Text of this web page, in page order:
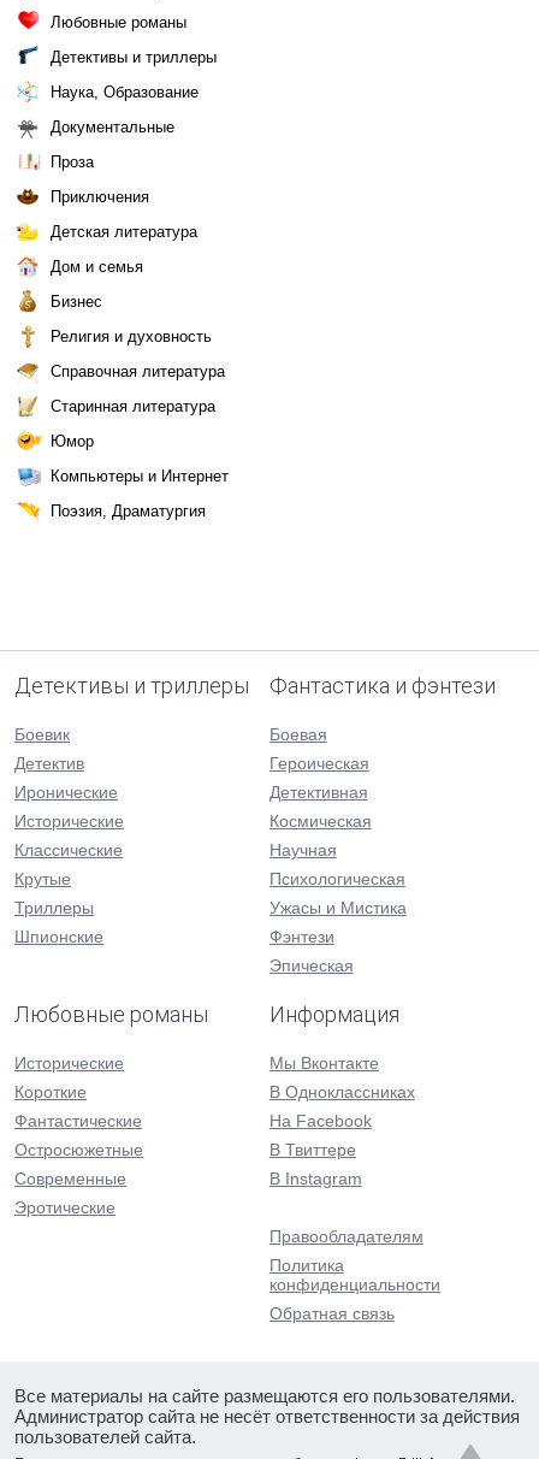
Любовные романы
Детективы и триллеры
Наука, Образование
Документальные
Проза
Приключения
Детская литература
Дом и семья
Бизнес
Религия и духовность
Справочная литература
Старинная литература
Юмор
Компьютеры и Интернет
Поэзия, Драматургия
Детективы и триллеры
Боевик
Детектив
Иронические
Исторические
Классические
Крутые
Триллеры
Шпионские
Фантастика и фэнтези
Боевая
Героическая
Детективная
Космическая
Научная
Психологическая
Ужасы и Мистика
Фэнтези
Эпическая
Любовные романы
Исторические
Короткие
Фантастические
Остросюжетные
Современные
Эротические
Информация
Мы Вконтакте
В Одноклассниках
На Facebook
В Твиттере
В Instagram
Правообладателям
Политика
конфиденциальности
Обратная связь
Все материалы на сайте размещаются его пользователями.
Администратор сайта не несёт ответственности за действия
пользователей сайта.